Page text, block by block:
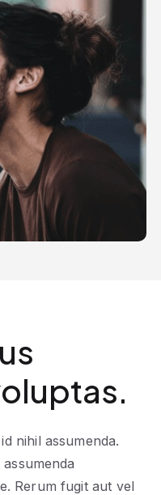
nihil assumenda.
Rerum fugit aut vel